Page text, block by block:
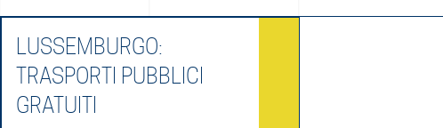
LUSSEMBURGO:
TRASPORTI PUBBLICI
GRATUITI